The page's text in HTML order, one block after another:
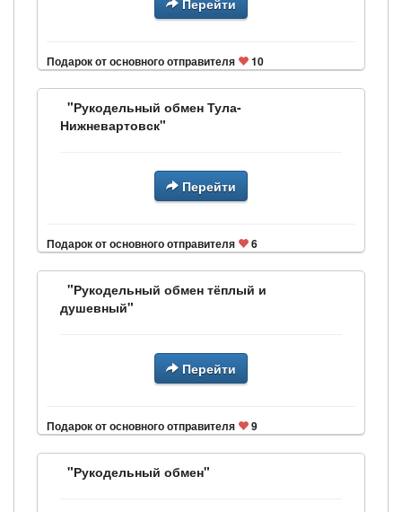
Перейти
Подарок от основного отправителя 10
"Рукодельный обмен Тула-
Нижневартовск"
Перейти
Подарок от основного отправителя 6
"Рукодельный обмен тёплый и
душевный"
Перейти
Подарок от основного отправителя 9
"Рукодельный обмен"